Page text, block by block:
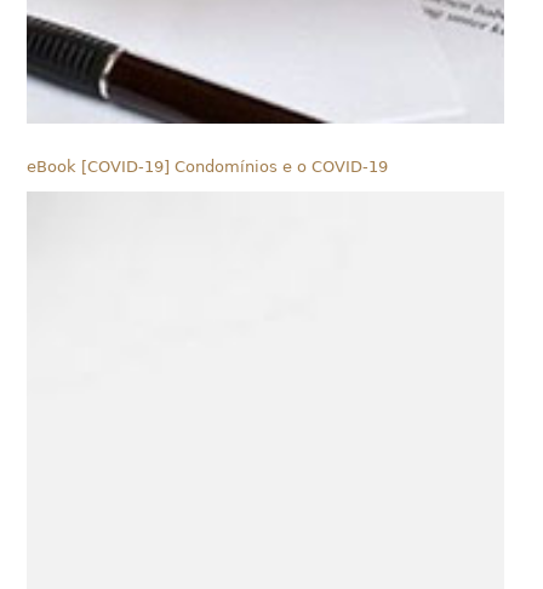
eBook [COVID-19] Condomínios e o COVID-19